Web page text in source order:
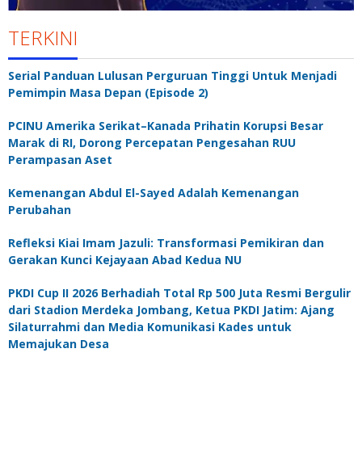
TERKINI
Serial Panduan Lulusan Perguruan Tinggi Untuk Menjadi
Pemimpin Masa Depan (Episode 2)
PCINU Amerika Serikat–Kanada Prihatin Korupsi Besar
Marak di RI, Dorong Percepatan Pengesahan RUU
Perampasan Aset
Kemenangan Abdul El-Sayed Adalah Kemenangan
Perubahan
Refleksi Kiai Imam Jazuli: Transformasi Pemikiran dan
Gerakan Kunci Kejayaan Abad Kedua NU
PKDI Cup II 2026 Berhadiah Total Rp 500 Juta Resmi Bergulir
dari Stadion Merdeka Jombang, Ketua PKDI Jatim: Ajang
Silaturrahmi dan Media Komunikasi Kades untuk
Memajukan Desa